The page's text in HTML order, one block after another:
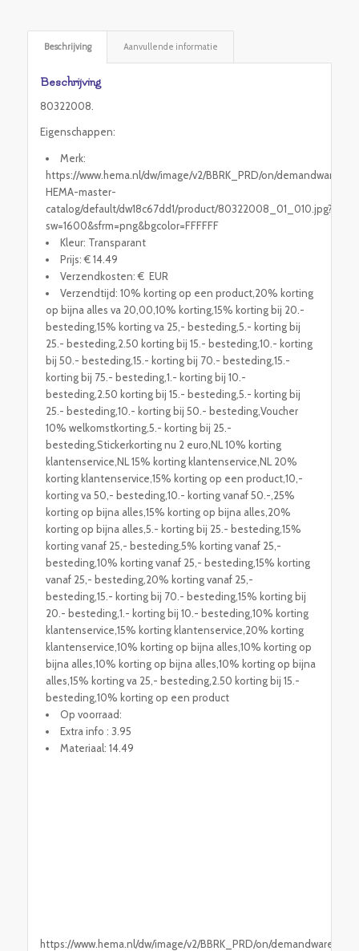
Beschrijving Aanvullende informatie
Beschrijving
80322008.
Eigenschappen:
Merk:
https://www.hema.nl/dw/image/v2/BBRK_PRD/on/
HEMA-master-
catalog/default/dw18c67dd1/product/80322008_01_010.jpg?
sw=1600&sfrm=png&bgcolor=FFFFFF
Kleur: Transparant
Prijs: € 14.49
Verzendkosten: € EUR
Verzendtijd: 10% korting op een product,20% korting
op bijna alles va 20,00,10% korting,15% korting bij 20.-
besteding,15% korting va 25,- besteding,5.- korting bij
25.- besteding,2.50 korting bij 15.- besteding,10.- korting
bij 50.- besteding,15.- korting bij 70.- besteding,15.-
korting bij 75.- besteding,1.- korting bij 10.-
besteding,2.50 korting bij 15.- besteding,5.- korting bij
25.- besteding,10.- korting bij 50.- besteding,Voucher
10% welkomstkorting,5.- korting bij 25.-
besteding,Stickerkorting nu 2 euro,NL 10% korting
klantenservice,NL 15% korting klantenservice,NL 20%
korting klantenservice,15% korting op een product,10,-
korting va 50,- besteding,10.- korting vanaf 50.-,25%
korting op bijna alles,15% korting op bijna alles,20%
korting op bijna alles,5.- korting bij 25.- besteding,15%
korting vanaf 25,- besteding,5% korting vanaf 25,-
besteding,10% korting vanaf 25,- besteding,15% korting
vanaf 25,- besteding,20% korting vanaf 25,-
besteding,15.- korting bij 70.- besteding,15% korting bij
20.- besteding,1.- korting bij 10.- besteding,10% korting
klantenservice,15% korting klantenservice,20% korting
klantenservice,10% korting op bijna alles,10% korting op
bijna alles,10% korting op bijna alles,10% korting op bijna
alles,15% korting va 25,- besteding,2.50 korting bij 15.-
besteding,10% korting op een product
Op voorraad:
Extra info : 3.95
Materiaal: 14.49
https://www.hema.nl/dw/image/v2/BBRK_PRD/on/